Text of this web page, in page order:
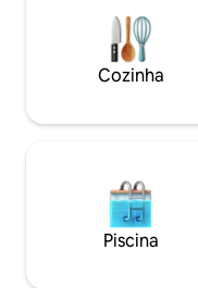
disponível de 1º de
Para estadias de 28/30
necessária uma taxa
serviços públicos e
Cozinha
Piscina